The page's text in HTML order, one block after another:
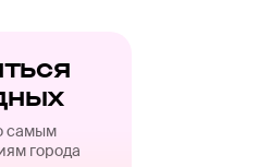
самым
города